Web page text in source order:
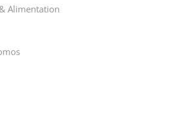
Alimentation